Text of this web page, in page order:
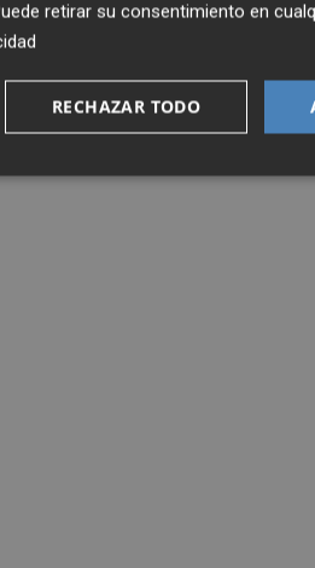
retirar su consentimiento en
RECHAZAR TODO